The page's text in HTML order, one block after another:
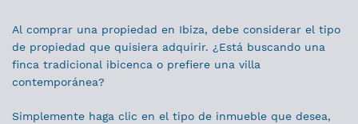
Al comprar una propiedad en Ibiza, debe considerar el tipo
de propiedad que quisiera adquirir. ¿Está buscando una
finca tradicional ibicenca o prefiere una villa
contemporánea?
Simplemente haga clic en el tipo de inmueble que desea,